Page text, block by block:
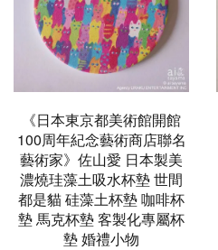
《日本東京都美術館開館
100周年紀念藝術商店聯名
藝術家》佐山愛 日本製美
濃燒珪藻土吸水杯墊 世間
都是貓 硅藻土杯墊 咖啡杯
墊 馬克杯墊 客製化專屬杯
墊 婚禮小物